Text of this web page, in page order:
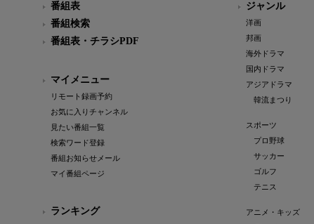
番組表
番組検索
番組表・チラシPDF
マイメニュー
リモート録画予約
お気に入りチャンネル
見たい番組一覧
検索ワード登録
番組お知らせメール
マイ番組ページ
ランキング
ジャンル
洋画
邦画
海外ドラマ
国内ドラマ
アジアドラマ
韓流まつり
スポーツ
プロ野球
サッカー
ゴルフ
テニス
アニメ・キッズ